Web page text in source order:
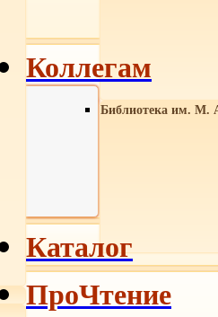
Библиотека им. М.
Коллегам
Каталог
ПроЧтение